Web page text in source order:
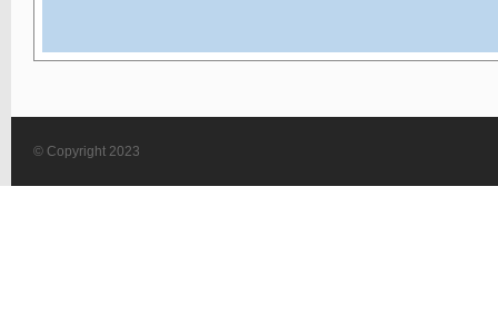
© Copyright 2023